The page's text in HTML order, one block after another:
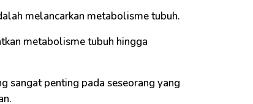
melancarkan metabolisme tubuh.
metabolisme tubuh hingga
sangat penting pada seseorang yang